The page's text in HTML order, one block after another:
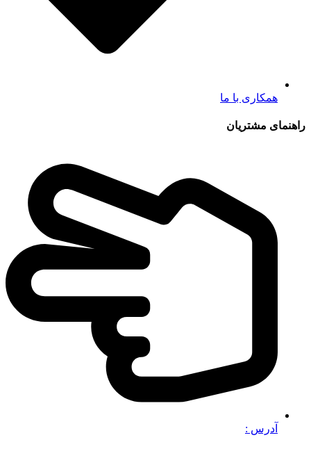
همکاری با ما
راهنمای مشتریان
آدرس :